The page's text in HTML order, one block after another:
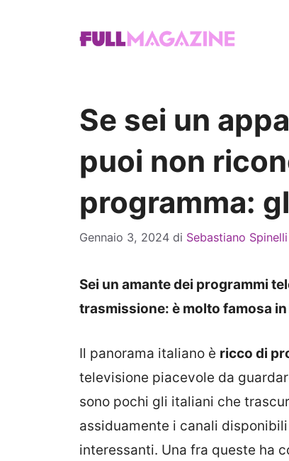
Se sei un
puoi non
programma:
Gennaio 3, 2024 di Sebastiano Spinelli
Sei un amante dei programmi
trasmissione: è molto famosa in
Il panorama italiano è ricco di
televisione piacevole da
sono pochi gli italiani che
assiduamente i canali
interessanti. Una fra queste ha